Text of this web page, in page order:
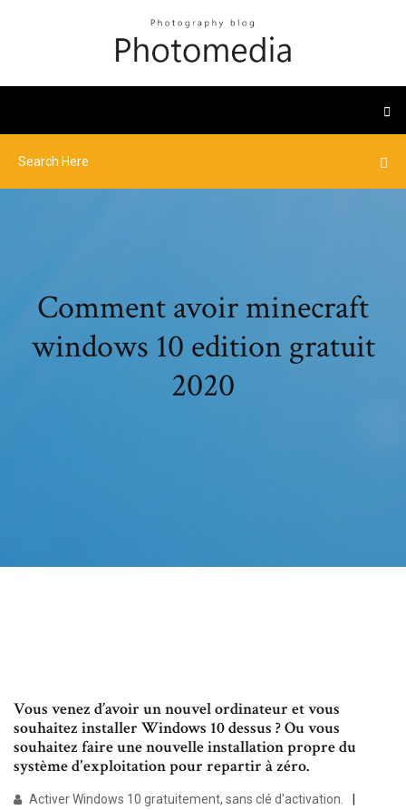
Comment avoir minecraft
windows 10 edition gratuit
2020
Vous venez d’avoir un nouvel ordinateur et vous
souhaitez installer Windows 10 dessus ? Ou vous
souhaitez faire une nouvelle installation propre du
système d'exploitation pour repartir à zéro.
Activer Windows 10 gratuitement, sans clé d'activation.